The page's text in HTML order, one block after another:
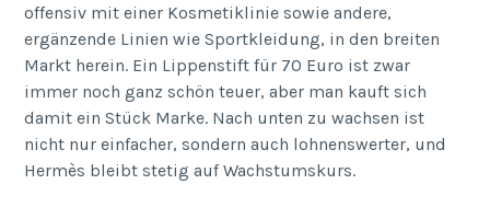
offensiv mit einer Kosmetiklinie sowie andere,
ergänzende Linien wie Sportkleidung, in den breiten
Markt herein. Ein Lippenstift für 70 Euro ist zwar
immer noch ganz schön teuer, aber man kauft sich
damit ein Stück Marke. Nach unten zu wachsen ist
nicht nur einfacher, sondern auch lohnenswerter, und
Hermès bleibt stetig auf Wachstumskurs.